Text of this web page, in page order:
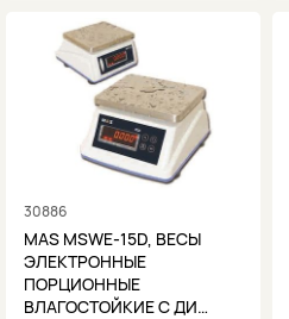
30886
MAS MSWE-15D, ВЕСЫ
ЭЛЕКТРОННЫЕ
ПОРЦИОННЫЕ
ВЛАГОСТОЙКИЕ С ДИ…